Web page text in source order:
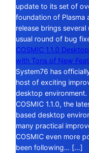
update to its set of
foundation of Plasma
release brings
usual round of bug
COSMIC 1.1.0
with Tons of New
System76 has
host of exciting
desktop environment.
COSMIC 1.1.0, the
based desktop
many practical
COSMIC even more
been following… […]